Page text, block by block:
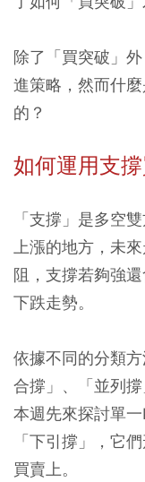
除了「買突破」
進策略，然而什
的？
如何運用支
「支撐」是多空
上漲的地方，未
阻，支撐若夠強
下跌走勢。
依據不同的分類
合撐」、「並列
本週先來探討單
「下引撐」，它
買賣上。